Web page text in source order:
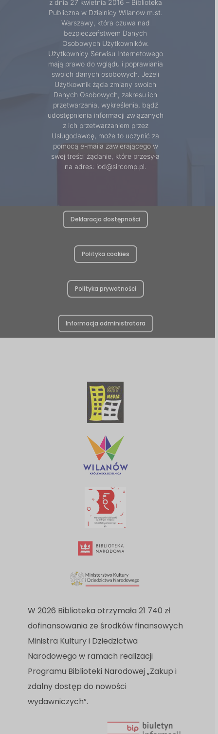
z dnia 27 kwietnia 2016 – Biblioteka
Publiczna w Dzielnicy Wilanów m.st.
Warszawy, która czuwa nad
bezpieczeństwem Danych
Osobowych Użytkowników.
Użytkownicy Serwisu Internetowego
mają prawo do wglądu i poprawiania
swoich danych osobowych. Jeżeli
Użytkownik żąda zmiany swoich
Danych Osobowych, zakresu ich
przetwarzania, wykreślenia, bądź
udostępnienia informacji związanych
z ich przetwarzaniem przez
Usługodawcę, może to uczynić za
pomocą e-maila zawierającego w
swej treści żądanie, które przesyła
na adres: iod@sircomp.pl.
Deklaracja dostępności
Polityka cookies
Polityka prywatności
Informacja administratora
W 2026 Biblioteka otrzymała 21 740 zł
dofinansowania ze środków finansowych
Ministra Kultury i Dziedzictwa
Narodowego w ramach realizacji
Programu Biblioteki Narodowej „Zakup i
zdalny dostęp do nowości
wydawniczych”.